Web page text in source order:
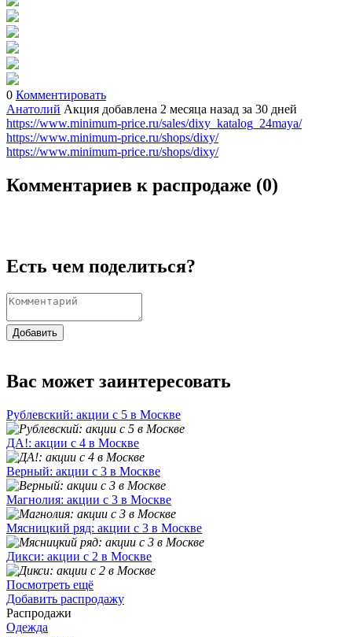
0 Комментировать
Анатолий Акция добавлена 2 месяца назад за 30 дней
https://www.minimum-price.ru/sales/dixy_katalog_24maya/
https://www.minimum-price.ru/shops/dixy/
https://www.minimum-price.ru/shops/dixy/
Комментариев к распродаже (0)
Есть чем поделиться?
Добавить
Вас может заинтересовать
Рублевский: акции с 5 в Москве
ДА!: акции с 4 в Москве
Верный: акции с 3 в Москве
Магнолия: акции с 3 в Москве
Мясницкий ряд: акции с 3 в Москве
Дикси: акции с 2 в Москве
Посмотреть ещё
Добавить распродажу
Распродажи
Одежда